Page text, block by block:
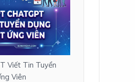
Viết Tin Tuyển
Viên